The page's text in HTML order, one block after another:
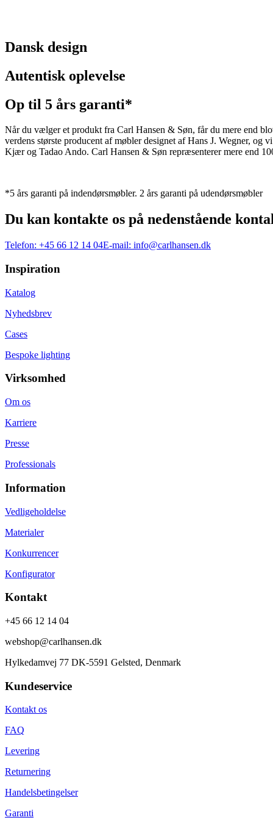
Dansk design
Autentisk oplevelse
Op til 5 års garanti*
Når du vælger et produkt fra Carl Hansen & Søn, får du mere end
verdens største producent af møbler designet af Hans J. Wegner,
Kjær og Tadao Ando. Carl Hansen & Søn repræsenterer mere end
*5 års garanti på indendørsmøbler. 2 års garanti på udendørsmøbler
Du kan kontakte os på nedenstående
Telefon: +45 66 12 14 04E-mail: info@carlhansen.dk
Inspiration
Katalog
Nyhedsbrev
Cases
Bespoke lighting
Virksomhed
Om os
Karriere
Presse
Professionals
Information
Vedligeholdelse
Materialer
Konkurrencer
Konfigurator
Kontakt
+45 66 12 14 04
webshop@carlhansen.dk
Hylkedamvej 77 DK-5591 Gelsted, Denmark
Kundeservice
Kontakt os
FAQ
Levering
Returnering
Handelsbetingelser
Garanti